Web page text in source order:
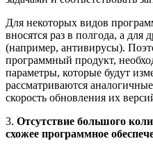
Для некоторых видов
вносятся раз в полгода, а для
(например, антивирусы).
программный продукт,
параметры, которые будут
рассматриваются
скорость обновления их
3. Отсутствие большого
схожее программное